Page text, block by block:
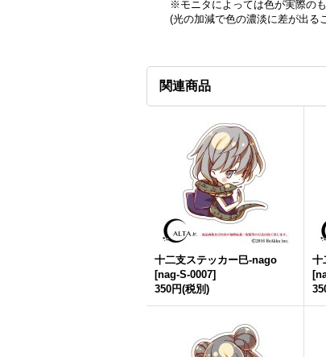
※モニタによっては色が実際の
(光の加減で色の濃淡に差が出る
関連商品
十二支ステッカー巳-nago
[nag-S-0007]
350円(税別)
十
[